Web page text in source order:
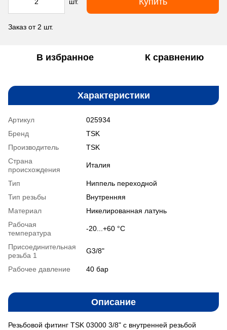
Заказ от 2 шт.
В избранное К сравнению
Характеристики
Артикул
025934
Бренд
TSK
Производитель
TSK
Страна
происхождения
Италия
Тип
Ниппель переходной
Тип резьбы
Внутренняя
Материал
Никелированная латунь
Рабочая
температура
-20...+60 °С
Присоединительная
резьба 1
G3/8"
Рабочее давление 40 бар
Описание
Резьбовой фитинг TSK 03000 3/8" с внутренней резьбой